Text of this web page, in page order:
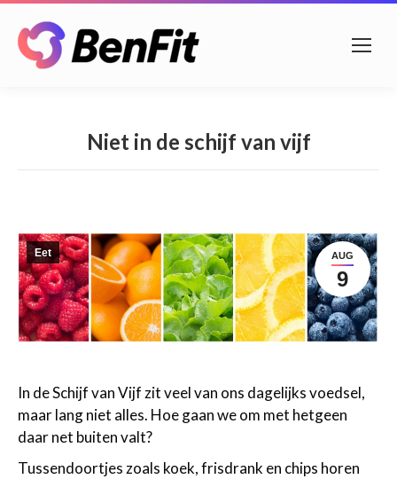
Niet in de schijf van vijf
AUG
9
Eet
In de Schijf van Vijf zit veel van ons dagelijks voedsel,
maar lang niet alles. Hoe gaan we om met hetgeen
daar net buiten valt?
Tussendoortjes zoals koek, frisdrank en chips horen